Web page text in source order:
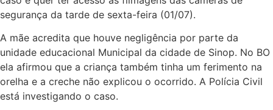
segurança da tarde de sexta-feira (01/07).
A mãe acredita que houve negligência por parte da
unidade educacional Municipal da cidade de Sinop. No BO
ela afirmou que a criança também tinha um ferimento na
orelha e a creche não explicou o ocorrido. A Polícia Civil
está investigando o caso.